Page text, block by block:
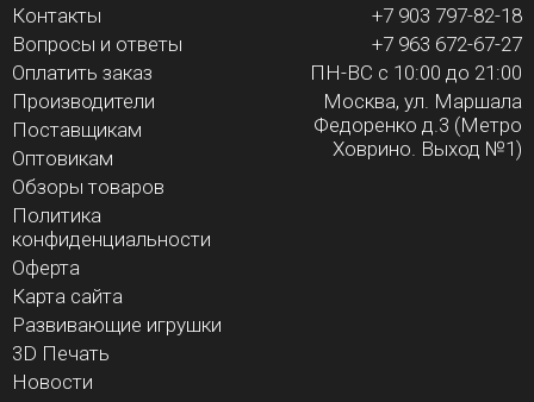
Контакты
Вопросы и ответы
Оплатить заказ
Производители
Поставщикам
Оптовикам
Обзоры товаров
Политика
конфиденциальности
Оферта
Карта сайта
Развивающие игрушки
3D Печать
Новости
+7 903 797-82-18
+7 963 672-67-27
ПН-ВС с 10:00 до 21:00
Москва, ул. Маршала
Федоренко д.3 (Метро
Ховрино. Выход №1)